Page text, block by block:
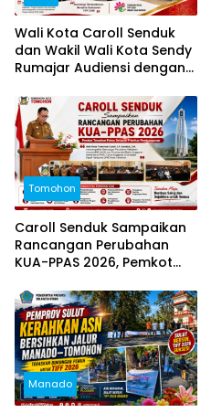
Wali Kota Caroll Senduk
dan Wakil Wali Kota Sendy
Rumajar Audiensi dengan
Dukungan untuk Sukseskan
TIFF 2026
Tomohon
Caroll Senduk Sampaikan
Rancangan Perubahan
KUA-PPAS 2026, Pemkot
Prioritas Pembangunan
Manado